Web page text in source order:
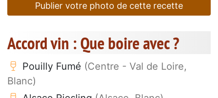
Publier votre photo de cette recette
Accord vin : Que boire avec ?
Pouilly Fumé (Centre - Val de Loire,
Blanc)